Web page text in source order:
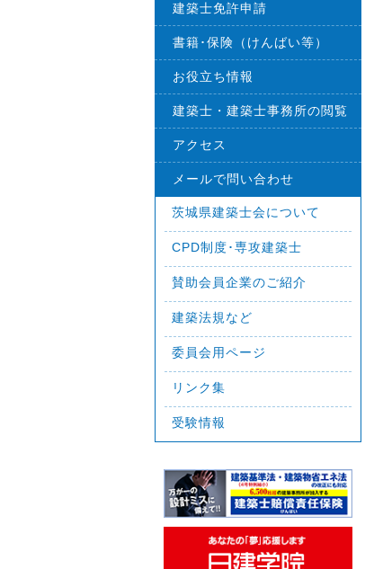
建築士免許申請
書籍･保険（けんばい等）
お役立ち情報
建築士・建築士事務所の閲覧
アクセス
メールで問い合わせ
茨城県建築士会について
CPD制度･専攻建築士
賛助会員企業のご紹介
建築法規など
委員会用ページ
リンク集
受験情報